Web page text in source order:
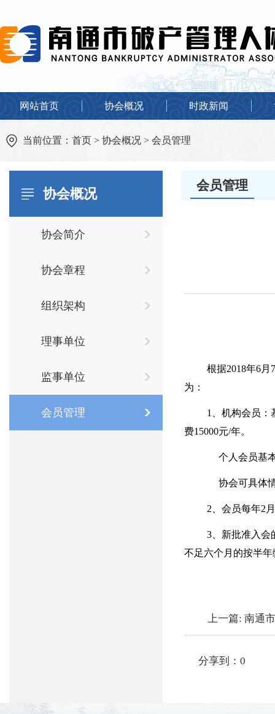
网站首页 协会概况 时政新闻
当前位置： 首页 > 协会概况 > 会员管理
协会概况
协会简介
协会章程
组织架构
理事单位
监事单位
会员管理
会员管理
根据2018年6月
为：
1
、机构会员
费15000元/年。
个人会员基
协会可具体
2 、会员每年2
3 、新批准入
不足六个月的按半
上一篇: 南通
分享到：0